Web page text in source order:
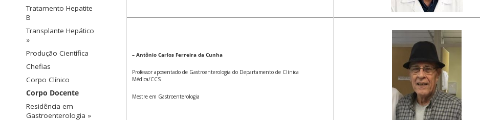
Tratamento Hepatite
B
Transplante Hepático
»
Produção Científica
Chefias
Corpo Clínico
Corpo Docente
Residência em
Gastroenterologia »
– Antônio Carlos Ferreira da Cunha
Professor aposentado de Gastroenterologia do Departamento de Clínica
Médica/CCS
Mestre em Gastroenterologia